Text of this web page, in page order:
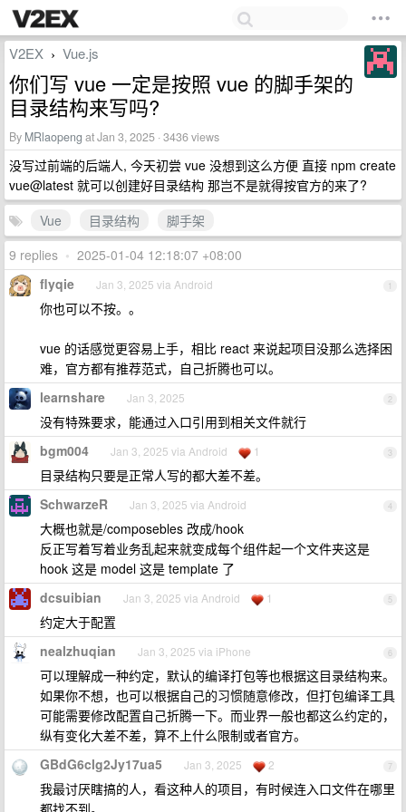
V2EX › Vue.js
你们写 vue 一定是按照 vue 的脚手架的
目录结构来写吗?
By MRlaopeng at Jan 3, 2025 · 3436 views
没写过前端的后端人, 今天初尝 vue 没想到这么方便 直接 npm create
vue@latest 就可以创建好目录结构 那岂不是就得按官方的来了?
Vue
目录结构
脚手架
9 replies • 2025-01-04 12:18:07 +08:00
1
flyqie Jan 3, 2025 via Android
你也可以不按。。
vue 的话感觉更容易上手，相比 react 来说起项目没那么选择困
难，官方都有推荐范式，自己折腾也可以。
2
learnshare Jan 3, 2025
没有特殊要求，能通过入口引用到相关文件就行
3
bgm004 Jan 3, 2025 via Android 1
目录结构只要是正常人写的都大差不差。
4
SchwarzeR Jan 3, 2025 via Android
大概也就是/composebles 改成/hook
反正写着写着业务乱起来就变成每个组件起一个文件夹这是
hook 这是 model 这是 template 了
5
dcsuibian Jan 3, 2025 via Android 1
约定大于配置
6
nealzhuqian Jan 3, 2025 via iPhone
可以理解成一种约定，默认的编译打包等也根据这目录结构来。
如果你不想，也可以根据自己的习惯随意修改，但打包编译工具
可能需要修改配置自己折腾一下。而业界一般也都这么约定的，
纵有变化大差不差，算不上什么限制或者官方。
7
GBdG6clg2Jy17ua5 Jan 3, 2025 2
我最讨厌瞎搞的人，看这种人的项目，有时候连入口文件在哪里
都找不到。